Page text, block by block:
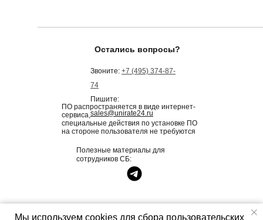
Полезные материалы для
сотрудников СБ:
ПО распространяется в виде интернет-
сервиса,
специальные действия по установке ПО
на стороне пользователя не требуются
Звоните: +7 (495) 374-87-
74
Пишите:
sales@unirate24.ru
Остались вопросы?
Мы используем cookies для сбора пользовательских